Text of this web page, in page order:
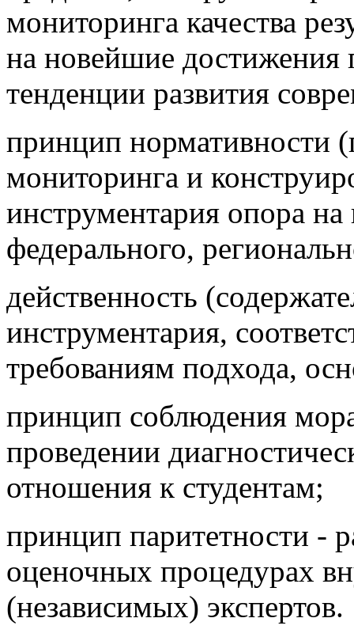
мониторинга качества
на новейшие достижения
тенденции развития
принцип нормативности
мониторинга и
инструментария опора
федерального,
действенность
инструментария,
требованиям подхода,
принцип соблюдения
проведении
отношения к студентам;
принцип паритетности -
оценочных процедурах
(независимых) экспертов.